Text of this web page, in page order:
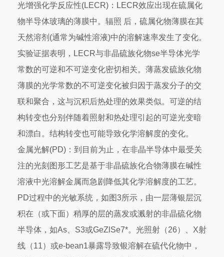
光增强化学反应性(LECR)：LECR效应出现在硫属化
物半导体玻璃的薄膜中。辐照 后，硫属化物薄膜在其
天然溶剂(通常为碱性溶液)中的溶解速率发生了变化。
实验证据表明，LECR与非晶硫族化物se半导体光学
常数的可逆和不可逆变化密切相关。薄蒸发硫族化物
薄膜的光学常数的不可逆变化被归因于蒸发分子的交
联和聚合，这与沉积后热处理的效果类似。可逆的结
构转变也分别伴随着照射和热处理引起的可逆光变暗
和漂白。结构转变也可能导致化学溶解度的变化。
金属光解(PD)：到目前为止，在非晶半导体中最受关
注的光刻图形工艺是基于非晶硫族化合物薄膜在碱性
溶液中光溶解金属而急剧降低其化学溶解度的工艺。
PD过程中的光敏系统，如图3所示，由一层薄银层沉
积在（或下面）稍厚的层的蒸发或溅射的非晶硫化物
半导体，如As、S3或GeZlSe7*。光照射（26）、X射
线（11）或e-bean1暴露导致银溶解在硫代化物中，